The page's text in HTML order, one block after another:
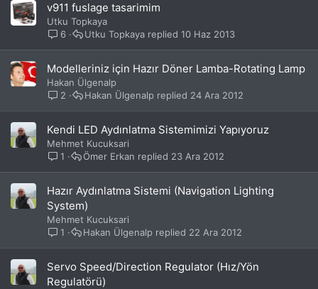
v911 fuslage tasarimim
Utku Topkaya
6
10 Haz 2013
Utku Topkaya
Modelleriniz için Hazır Döner Lamba-Rotating Lamp
Hakan Ülgenalp
2
24 Ara 2012
Hakan Ülgenalp
Kendi LED Aydınlatma Sistemimizi Yapıyoruz
Mehmet Kucuksari
1
23 Ara 2012
Ömer Erkan
Hazır Aydınlatma Sistemi (Navigation Lighting
System)
Mehmet Kucuksari
1
22 Ara 2012
Hakan Ülgenalp
Servo Speed/Direction Regulator (Hız/Yön
Regulatörü)